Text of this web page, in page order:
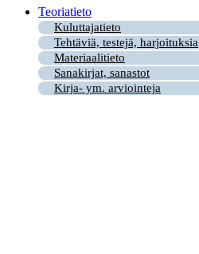
Teoriatieto
Kuluttajatieto
Tehtäviä, testejä, harjoituksia
Materiaalitieto
Sanakirjat, sanastot
Kirja- ym. arviointeja